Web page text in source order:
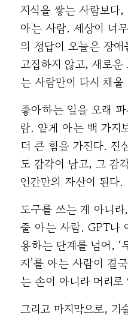
지식을 쌓는 사람보다
아는 사람. 세상이 너
의 정답이 오늘은 장
고집하지 않고, 새로
는 사람만이 다시 채울
좋아하는 일을 오래
람. 얕게 아는 백 가지
더 큰 힘을 가진다. 진
도 감각이 남고, 그 감
인간만의 자산이 된다.
도구를 쓰는 게 아니
줄 아는 사람. GPT나
용하는 단계를 넘어, ‘
지’를 아는 사람이 결
는 손이 아니라 머리로
그리고 마지막으로, 기